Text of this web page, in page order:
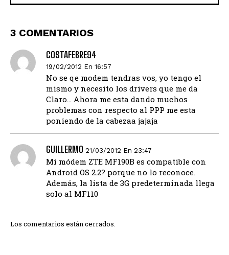
3 COMENTARIOS
COSTAFEBRE94
19/02/2012 En 16:57
No se qe modem tendras vos, yo tengo el
mismo y necesito los drivers que me da
Claro… Ahora me esta dando muchos
problemas con respecto al PPP me esta
poniendo de la cabezaa jajaja
GUILLERMO 21/03/2012 En 23:47
Mi módem ZTE MF190B es compatible con
Android OS 2.2? porque no lo reconoce.
Además, la lista de 3G predeterminada llega
solo al MF110
Los comentarios están cerrados.